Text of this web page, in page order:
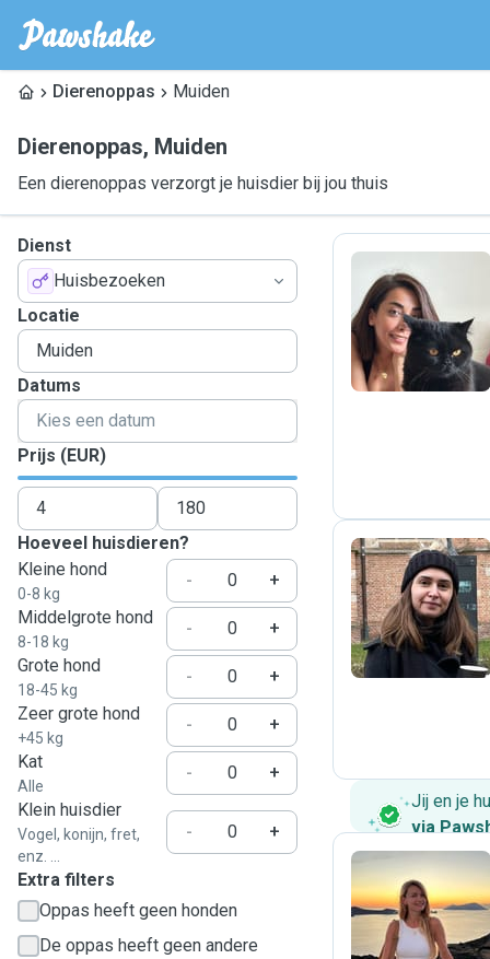
Dierenoppas Muiden
Dierenoppas, Muiden
Een dierenoppas verzorgt je huisdier bij jou thuis
Dienst
Huisbezoeken
Locatie
Datums
Prijs (EUR)
Hoeveel huisdieren?
Kleine hond
0-8 kg
-
+
Middelgrote hond
8-18 kg
-
+
Grote hond
18-45 kg
-
+
Zeer grote hond
+45 kg
-
+
Kat
Alle
-
+
Klein huisdier
Vogel, konijn, fret,
enz. ...
- +
Extra filters
Oppas heeft geen honden
De oppas heeft geen andere
S
A
Jij en je
via
A